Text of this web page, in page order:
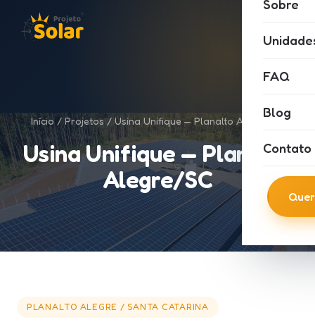
Sobre
FAQ
Blog
Contato
Início/Projetos/ Usina Unifique — Planalto Alegre/SC
Usina Unifique — Planalto
Alegre/SC
PLANALTO ALEGRE / SANTA CATARINA